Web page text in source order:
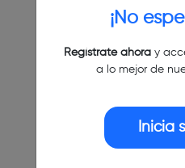
¡No
Regístrate ahoray
a lo mejor de
Inicia